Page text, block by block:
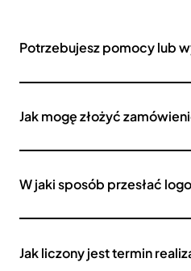
Potrzebujesz pomocy lub
Jak mogę złożyć
W jaki sposób przesłać
Jak liczony jest termin